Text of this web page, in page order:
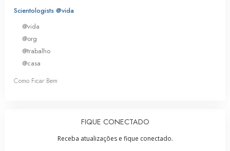
Scientologists @vida
@vida
@org
@trabalho
@casa
Como Ficar Bem
FIQUE CONECTADO
Receba atualizações e fique conectado.